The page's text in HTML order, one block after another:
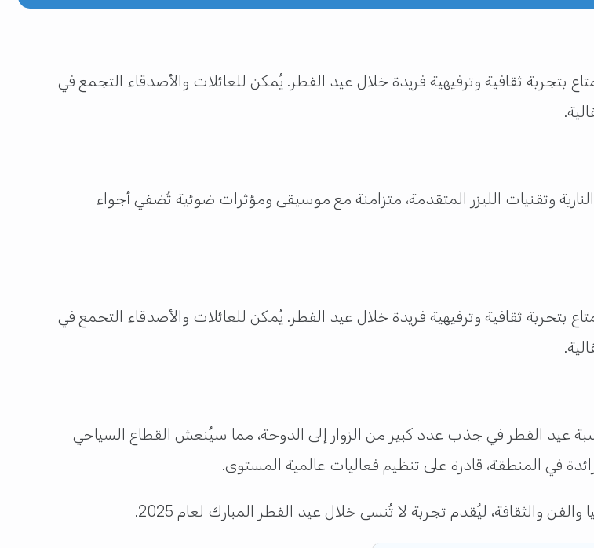
بتجربة ثقافية وترفيهية فريدة خلال عيد الفطر. يُمكن للعائلات والأصدقاء التجمع في
وتقنيات الليزر المتقدمة، متزامنة مع موسيقى ومؤثرات ضوئية تُضفي أجواء
بتجربة ثقافية وترفيهية فريدة خلال عيد الفطر. يُمكن للعائلات والأصدقاء التجمع في
عيد الفطر في جذب عدد كبير من الزوار إلى الدوحة، مما سيُنعش القطاع السياحي
في المنطقة، قادرة على تنظيم فعاليات عالمية المستوى.​
والثقافة، ليُقدم تجربة لا تُنسى خلال عيد الفطر المبارك لعام 2025.